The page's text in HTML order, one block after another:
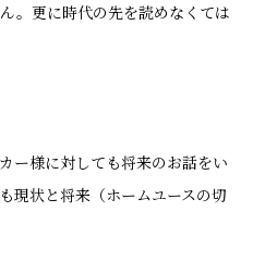
。更に時代の先を読めなくては
ー様に対しても将来のお話をい
現状と将来（ホームユースの切